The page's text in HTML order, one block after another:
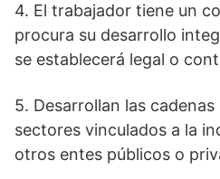
4. El trabajador tiene un
procura su desarrollo
se establecerá legal o
5. Desarrollan las
sectores vinculados a la
otros entes públicos o